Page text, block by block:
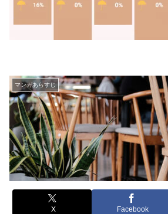
マンガあらすじ
X Facebook